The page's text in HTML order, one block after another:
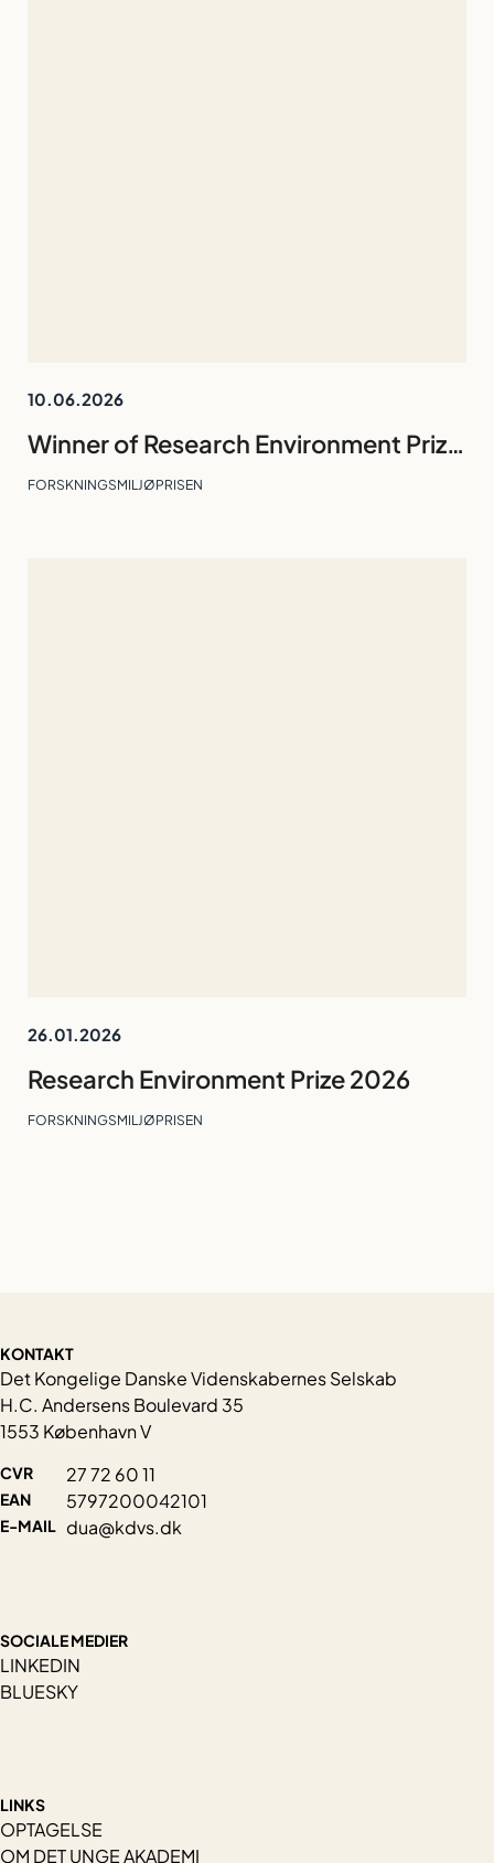
10.06.2026
Winner of Research Environment Prize 2026: Division of Technology and Business Studies
FORSKNINGSMILJØPRISEN
26.01.2026
Research Environment Prize 2026
FORSKNINGSMILJØPRISEN
KONTAKT
Det Kongelige Danske Videnskabernes Selskab
H.C. Andersens Boulevard 35
1553 København V
CVR 27 72 60 11
EAN 5797200042101
E-MAIL dua@kdvs.dk
SOCIALE MEDIER
LINKEDIN
BLUESKY
LINKS
OPTAGELSE
OM DET UNGE AKADEMI